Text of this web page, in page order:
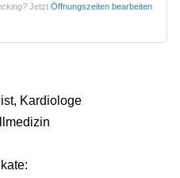
Jetzt Öffnungszeiten bearbeiten
Kardiologe